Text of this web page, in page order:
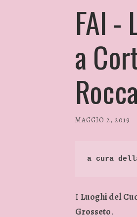
FAI -
a
MAGGIO 2, 2019
&
a cura
I Luoghi del
Grosseto.